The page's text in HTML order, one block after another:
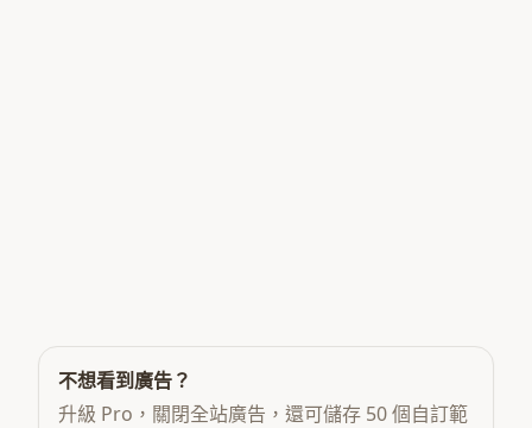
不想看到廣告？
升級 Pro，關閉全站廣告，還可儲存 50 個自訂範